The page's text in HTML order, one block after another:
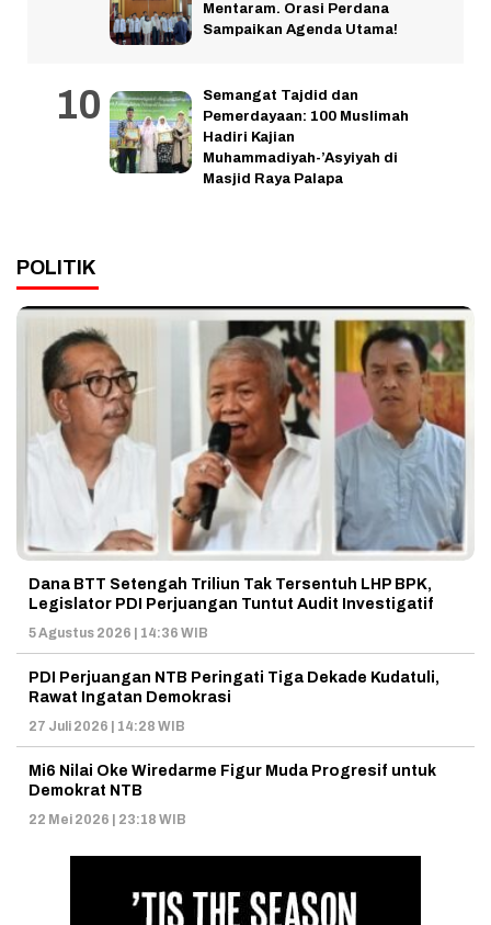
Mentaram. Orasi Perdana
Sampaikan Agenda Utama!
Semangat Tajdid dan
Pemerdayaan: 100 Muslimah
Hadiri Kajian
Muhammadiyah-’Asyiyah di
Masjid Raya Palapa
POLITIK
Dana BTT Setengah Triliun Tak Tersentuh LHP BPK,
Legislator PDI Perjuangan Tuntut Audit Investigatif
5 Agustus 2026 | 14:36 WIB
PDI Perjuangan NTB Peringati Tiga Dekade Kudatuli,
Rawat Ingatan Demokrasi
27 Juli 2026 | 14:28 WIB
Mi6 Nilai Oke Wiredarme Figur Muda Progresif untuk
Demokrat NTB
22 Mei 2026 | 23:18 WIB